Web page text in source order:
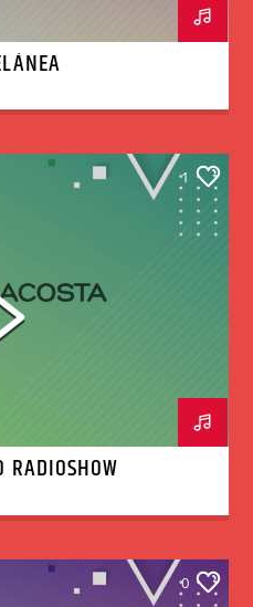
1
RADIOSHOW
0